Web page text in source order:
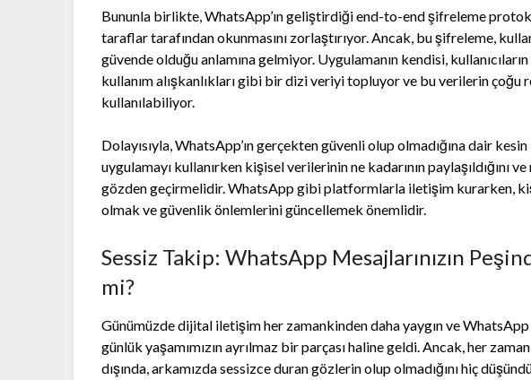
Bununla birlikte, WhatsApp’ın geliştirdiği end-to-end şifreleme
taraflar tarafından okunmasını zorlaştırıyor. Ancak, bu şifreleme,
güvende olduğu anlamına gelmiyor. Uygulamanın kendisi,
kullanım alışkanlıkları gibi bir dizi veriyi topluyor ve bu verilerin çoğu
kullanılabiliyor.
Dolayısıyla, WhatsApp’ın gerçekten güvenli olup olmadığına dair
uygulamayı kullanırken kişisel verilerinin ne kadarının paylaşıldığını
gözden geçirmelidir. WhatsApp gibi platformlarla iletişim kurarken,
olmak ve güvenlik önlemlerini güncellemek önemlidir.
Sessiz Takip: WhatsApp Mesajlarınızın
mi?
Günümüzde dijital iletişim her zamankinden daha yaygın ve
günlük yaşamımızın ayrılmaz bir parçası haline geldi. Ancak, her
dışında, arkamızda sessizce duran gözlerin olup olmadığını hiç